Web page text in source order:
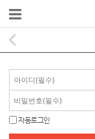
자동로그인